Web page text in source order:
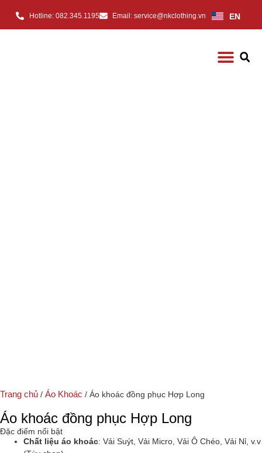
Hotline: 082.345.1195 Email: service@nkclothing.vn EN
Trang chủ / Áo Khoác / Áo khoác đồng phục Hợp Long
Áo khoác đồng phục Hợp Long
Đặc điểm nổi bật
Chất liệu áo khoác: Vải Suýt, Vải Micro, Vải Ô Chéo, Vải Nỉ, v.v